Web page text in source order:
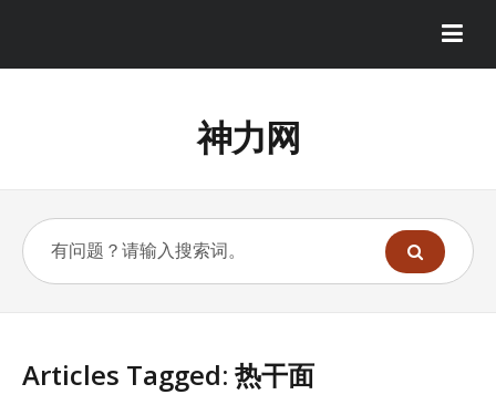
神力网
Articles Tagged: 热干面